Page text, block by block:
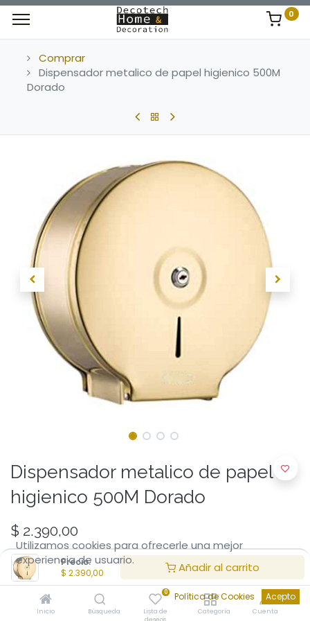
Precio:
$ 2.390,00 Añadir al carrito
Inicio Búsqueda
0
Lista de
Categoría Cuenta
0
Comprar
Dispensador metalico de papel higienico 500M
Dorado
Dispensador metalico de papel
higienico 500M Dorado
$ 2.390,00
Utilizamos cookies para ofrecerle una mejor
experiencia de usuario.
Política de Cookies Acepto